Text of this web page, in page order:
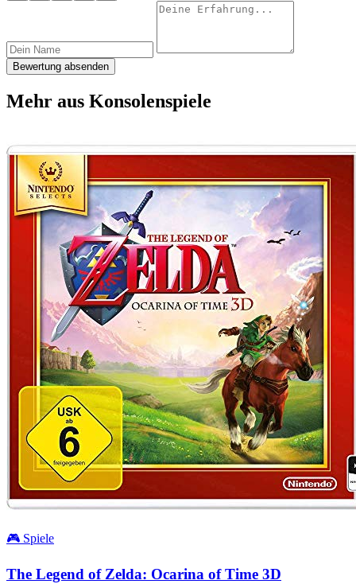
Bewertung absenden
Mehr aus Konsolenspiele
🎮 Spiele
The Legend of Zelda: Ocarina of Time 3D